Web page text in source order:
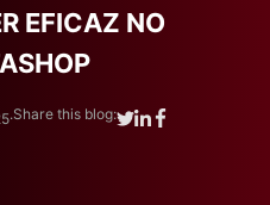
EFICAZ NO
.Share this blog: